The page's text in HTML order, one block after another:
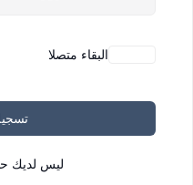
البقاء متصلا
ليس لديك